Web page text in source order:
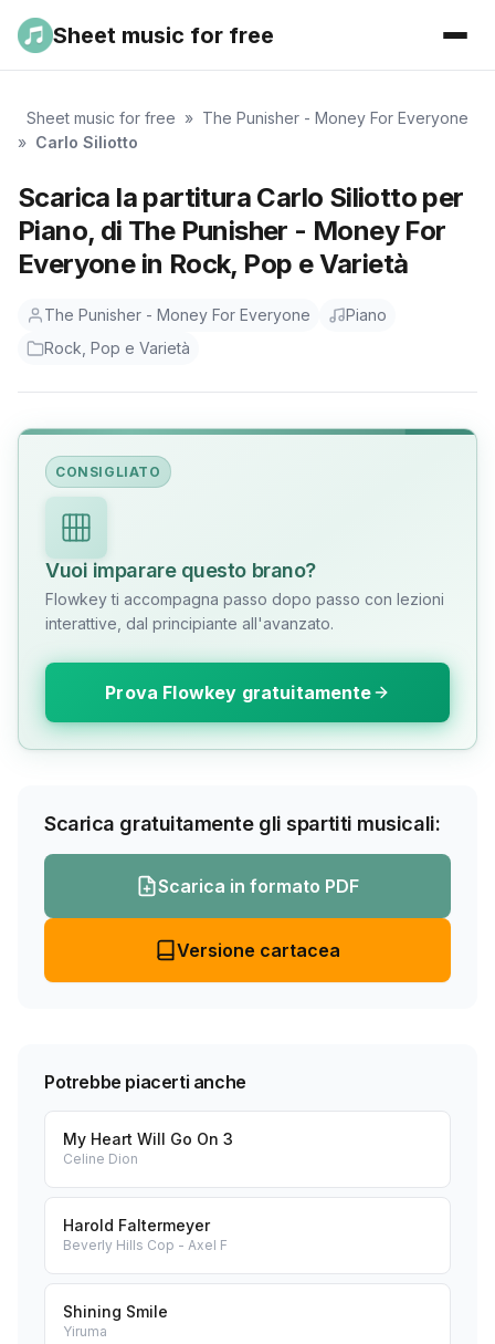
Sheet music for free
Sheet music for free » The Punisher - Money For Everyone
» Carlo Siliotto
Scarica la partitura Carlo Siliotto per
Piano, di The Punisher - Money For
Everyone in Rock, Pop e Varietà
The Punisher - Money For Everyone
Piano
Rock, Pop e Varietà
CONSIGLIATO
Vuoi imparare questo brano?
Flowkey ti accompagna passo dopo passo con lezioni
interattive, dal principiante all'avanzato.
Prova Flowkey gratuitamente
Scarica gratuitamente gli spartiti musicali:
Scarica in formato PDF
Versione cartacea
Potrebbe piacerti anche
My Heart Will Go On 3
Celine Dion
Harold Faltermeyer
Beverly Hills Cop - Axel F
Shining Smile
Yiruma